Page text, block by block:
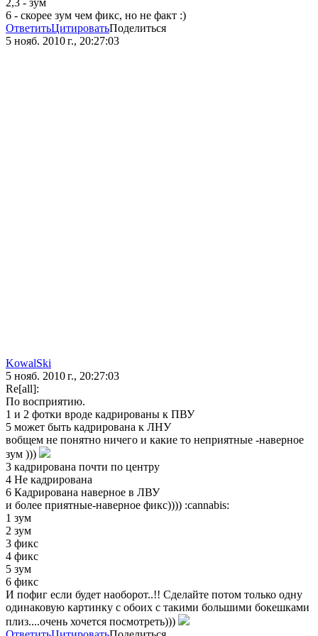
2,3 - зум
6 - скорее зум чем фикс, но не факт :)
ОтветитьЦитироватьПоделиться
5 нояб. 2010 г., 20:27:03
KowalSki
5 нояб. 2010 г., 20:27:03
Re[all]:
По восприятию.
1 и 2 фотки вроде кадрированы к ПВУ
5 может быть кадрирована к ЛНУ
вобщем не понятно ничего и какие то неприятные -наверное
зум )))
3 кадрирована почти по центру
4 Не кадрирована
6 Кадрирована наверное в ЛВУ
и более приятные-наверное фикс)))) :cannabis:
1 зум
2 зум
3 фикс
4 фикс
5 зум
6 фикс
И пофиг если будет наоборот..!! Сделайте потом только одну
одинаковую картинку с обоих с такими большими бокешками
плиз....очень хочется посмотреть)))